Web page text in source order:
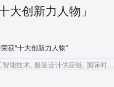
大创新力人物」
获“十大创新力人物”
知衣科技, AI科技公司, 服装AI大数据, 创新力人物, 人工智能技术, 服装设计供应链, 国际时尚产业谷, 电商平台市场数据, SaaS产品, 炼丹炉, 数据智能, 服装行业, 电商企业, 科技创新, 潜在独角兽